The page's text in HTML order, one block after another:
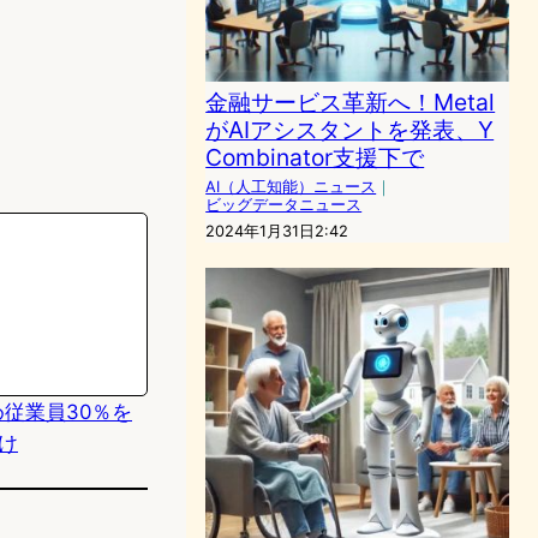
業員30％を
金融サービス革新へ！Metal
がAIアシスタントを発表、Y
Combinator支援下で
AI（人工知能）ニュース ｜
ビッグデータニュース
2024年1月31日2:42